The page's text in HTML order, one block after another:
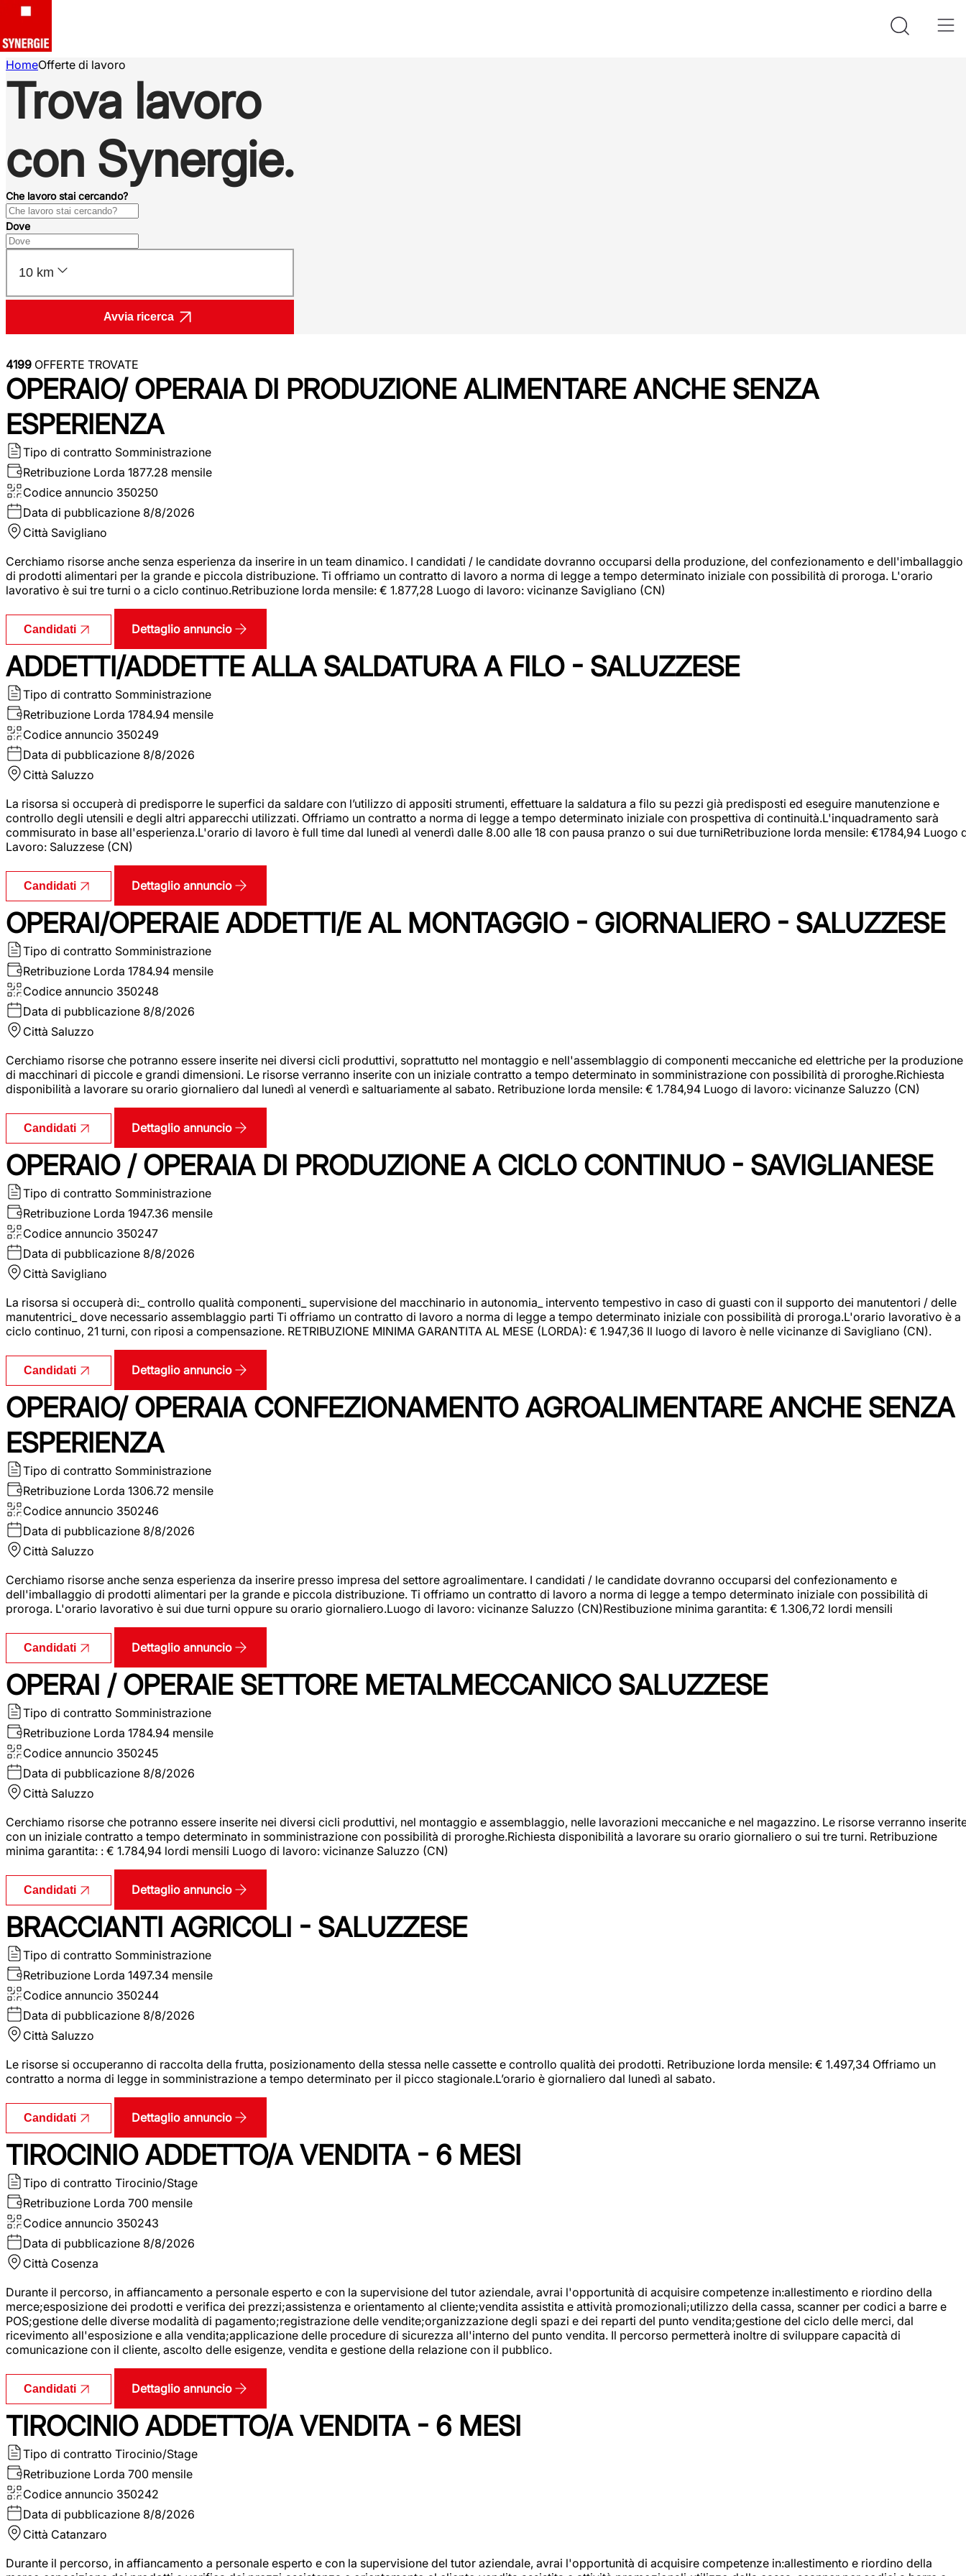
HomeOfferte di lavoro
Trova lavoro
con Synergie.
Che lavoro stai cercando?
Dove
10 km
Avvia ricerca
4199 OFFERTE TROVATE
OPERAIO/ OPERAIA DI PRODUZIONE ALIMENTARE ANCHE SENZA
ESPERIENZA
Tipo di contratto Somministrazione
Retribuzione Lorda 1877.28 mensile
Codice annuncio 350250
Data di pubblicazione 8/8/2026
Città Savigliano
Cerchiamo risorse anche senza esperienza da inserire in un team dinamico. I candidati / le candidate dovranno occuparsi della produzione, del confezionamento e dell'imballaggio
di prodotti alimentari per la grande e piccola distribuzione. Ti offriamo un contratto di lavoro a norma di legge a tempo determinato iniziale con possibilità di proroga. L'orario
lavorativo è sui tre turni o a ciclo continuo.Retribuzione lorda mensile: € 1.877,28 Luogo di lavoro: vicinanze Savigliano (CN)
Candidati Dettaglio annuncio
ADDETTI/ADDETTE ALLA SALDATURA A FILO - SALUZZESE
Tipo di contratto Somministrazione
Retribuzione Lorda 1784.94 mensile
Codice annuncio 350249
Data di pubblicazione 8/8/2026
Città Saluzzo
La risorsa si occuperà di predisporre le superfici da saldare con l’utilizzo di appositi strumenti, effettuare la saldatura a filo su pezzi già predisposti ed eseguire manutenzione e
controllo degli utensili e degli altri apparecchi utilizzati. Offriamo un contratto a norma di legge a tempo determinato iniziale con prospettiva di continuità.L'inquadramento sarà
commisurato in base all'esperienza.L'orario di lavoro è full time dal lunedì al venerdì dalle 8.00 alle 18 con pausa pranzo o sui due turniRetribuzione lorda mensile: €1784,94 Luogo
Lavoro: Saluzzese (CN)
Candidati Dettaglio annuncio
OPERAI/OPERAIE ADDETTI/E AL MONTAGGIO - GIORNALIERO - SALUZZESE
Tipo di contratto Somministrazione
Retribuzione Lorda 1784.94 mensile
Codice annuncio 350248
Data di pubblicazione 8/8/2026
Città Saluzzo
Cerchiamo risorse che potranno essere inserite nei diversi cicli produttivi, soprattutto nel montaggio e nell'assemblaggio di componenti meccaniche ed elettriche per la produzione
di macchinari di piccole e grandi dimensioni. Le risorse verranno inserite con un iniziale contratto a tempo determinato in somministrazione con possibilità di proroghe.Richiesta
disponibilità a lavorare su orario giornaliero dal lunedì al venerdì e saltuariamente al sabato. Retribuzione lorda mensile: € 1.784,94 Luogo di lavoro: vicinanze Saluzzo (CN)
Candidati Dettaglio annuncio
OPERAIO / OPERAIA DI PRODUZIONE A CICLO CONTINUO - SAVIGLIANESE
Tipo di contratto Somministrazione
Retribuzione Lorda 1947.36 mensile
Codice annuncio 350247
Data di pubblicazione 8/8/2026
Città Savigliano
La risorsa si occuperà di:_ controllo qualità componenti_ supervisione del macchinario in autonomia_ intervento tempestivo in caso di guasti con il supporto dei manutentori / delle
manutentrici_ dove necessario assemblaggio parti Ti offriamo un contratto di lavoro a norma di legge a tempo determinato iniziale con possibilità di proroga.L'orario lavorativo è a
ciclo continuo, 21 turni, con riposi a compensazione. RETRIBUZIONE MINIMA GARANTITA AL MESE (LORDA): € 1.947,36 Il luogo di lavoro è nelle vicinanze di Savigliano (CN).
Candidati Dettaglio annuncio
OPERAIO/ OPERAIA CONFEZIONAMENTO AGROALIMENTARE ANCHE SENZA
ESPERIENZA
Tipo di contratto Somministrazione
Retribuzione Lorda 1306.72 mensile
Codice annuncio 350246
Data di pubblicazione 8/8/2026
Città Saluzzo
Cerchiamo risorse anche senza esperienza da inserire presso impresa del settore agroalimentare. I candidati / le candidate dovranno occuparsi del confezionamento e
dell'imballaggio di prodotti alimentari per la grande e piccola distribuzione. Ti offriamo un contratto di lavoro a norma di legge a tempo determinato iniziale con possibilità di
proroga. L'orario lavorativo è sui due turni oppure su orario giornaliero.Luogo di lavoro: vicinanze Saluzzo (CN)Restibuzione minima garantita: € 1.306,72 lordi mensili
Candidati Dettaglio annuncio
OPERAI / OPERAIE SETTORE METALMECCANICO SALUZZESE
Tipo di contratto Somministrazione
Retribuzione Lorda 1784.94 mensile
Codice annuncio 350245
Data di pubblicazione 8/8/2026
Città Saluzzo
Cerchiamo risorse che potranno essere inserite nei diversi cicli produttivi, nel montaggio e assemblaggio, nelle lavorazioni meccaniche e nel magazzino. Le risorse verranno
con un iniziale contratto a tempo determinato in somministrazione con possibilità di proroghe.Richiesta disponibilità a lavorare su orario giornaliero o sui tre turni. Retribuzione
minima garantita: : € 1.784,94 lordi mensili Luogo di lavoro: vicinanze Saluzzo (CN)
Candidati Dettaglio annuncio
BRACCIANTI AGRICOLI - SALUZZESE
Tipo di contratto Somministrazione
Retribuzione Lorda 1497.34 mensile
Codice annuncio 350244
Data di pubblicazione 8/8/2026
Città Saluzzo
Le risorse si occuperanno di raccolta della frutta, posizionamento della stessa nelle cassette e controllo qualità dei prodotti. Retribuzione lorda mensile: € 1.497,34 Offriamo un
contratto a norma di legge in somministrazione a tempo determinato per il picco stagionale.L’orario è giornaliero dal lunedì al sabato.
Candidati Dettaglio annuncio
TIROCINIO ADDETTO/A VENDITA - 6 MESI
Tipo di contratto Tirocinio/Stage
Retribuzione Lorda 700 mensile
Codice annuncio 350243
Data di pubblicazione 8/8/2026
Città Cosenza
Durante il percorso, in affiancamento a personale esperto e con la supervisione del tutor aziendale, avrai l'opportunità di acquisire competenze in:allestimento e riordino della
merce;esposizione dei prodotti e verifica dei prezzi;assistenza e orientamento al cliente;vendita assistita e attività promozionali;utilizzo della cassa, scanner per codici a barre e
POS;gestione delle diverse modalità di pagamento;registrazione delle vendite;organizzazione degli spazi e dei reparti del punto vendita;gestione del ciclo delle merci, dal
ricevimento all'esposizione e alla vendita;applicazione delle procedure di sicurezza all'interno del punto vendita. Il percorso permetterà inoltre di sviluppare capacità di
comunicazione con il cliente, ascolto delle esigenze, vendita e gestione della relazione con il pubblico.
Candidati Dettaglio annuncio
TIROCINIO ADDETTO/A VENDITA - 6 MESI
Tipo di contratto Tirocinio/Stage
Retribuzione Lorda 700 mensile
Codice annuncio 350242
Data di pubblicazione 8/8/2026
Città Catanzaro
Durante il percorso, in affiancamento a personale esperto e con la supervisione del tutor aziendale, avrai l'opportunità di acquisire competenze in:allestimento e riordino della